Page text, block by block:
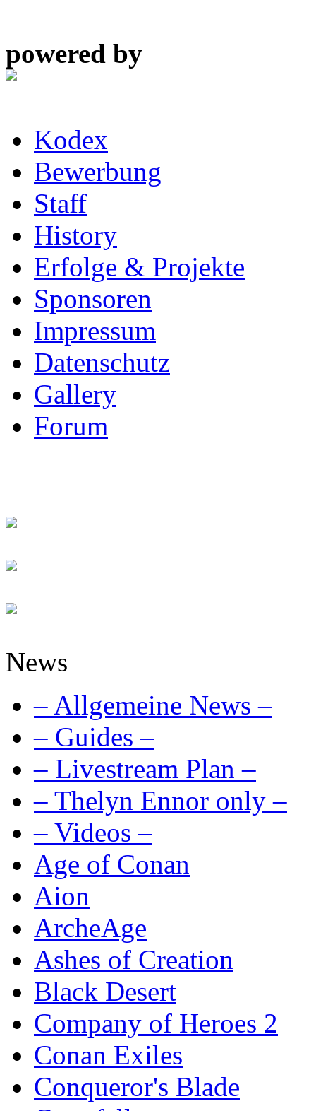
powered by
Kodex
Bewerbung
Staff
History
Erfolge & Projekte
Sponsoren
Impressum
Datenschutz
Gallery
Forum
News
– Allgemeine News –
– Guides –
– Livestream Plan –
– Thelyn Ennor only –
– Videos –
Age of Conan
Aion
ArcheAge
Ashes of Creation
Black Desert
Company of Heroes 2
Conan Exiles
Conqueror's Blade